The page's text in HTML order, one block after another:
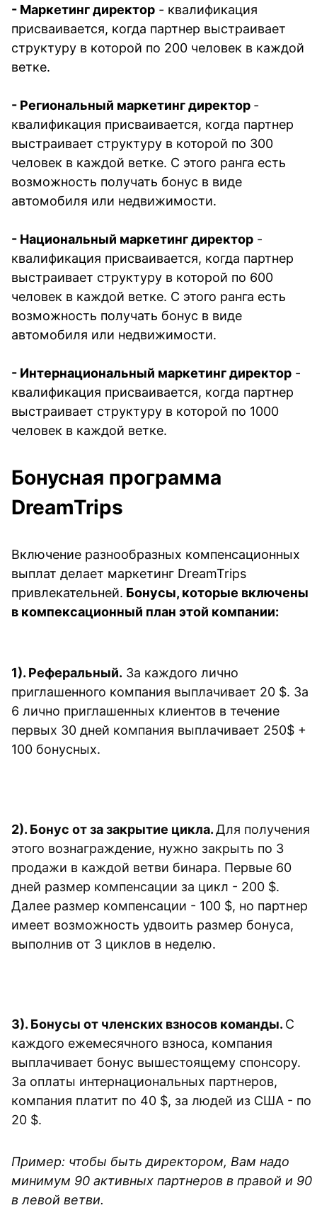
- Маркетинг директор - квалификация
присваивается, когда партнер выстраивает
структуру в которой по 200 человек в каждой
ветке.
- Региональный маркетинг директор
квалификация присваивается, когда партнер
выстраивает структуру в которой по 300
человек в каждой ветке. С этого ранга есть
возможность получать бонус в виде
автомобиля или недвижимости.
- Национальный маркетинг директор -
квалификация присваивается, когда партнер
выстраивает структуру в которой по 600
человек в каждой ветке. С этого ранга есть
возможность получать бонус в виде
автомобиля или недвижимости.
- Интернациональный маркетинг директор -
квалификация присваивается, когда партнер
выстраивает структуру в которой по 1000
человек в каждой ветке.
Бонусная программа
DreamTrips
Включение разнообразных компенсационных
выплат делает маркетинг DreamTrips
привлекательней. Бонусы, которые включены
в компексационный план этой компании:
1). Реферальный. За каждого лично
приглашенного компания выплачивает 20 $. За
6 лично приглашенных клиентов в течение
первых 30 дней компания выплачивает 250$ +
100 бонусных.
2). Бонус от за закрытие цикла. Для получения
этого вознаграждение, нужно закрыть по 3
продажи в каждой ветви бинара. Первые 60
дней размер компенсации за цикл - 200 $.
Далее размер компенсации - 100 $, но партнер
имеет возможность удвоить размер бонуса,
выполнив от 3 циклов в неделю.
3). Бонусы от членских взносов команды. С
каждого ежемесячного взноса, компания
выплачивает бонус вышестоящему спонсору.
За оплаты интернациональных партнеров,
компания платит по 40 $, за людей из США - по
20 $.
Пример: чтобы быть директором, Вам надо
минимум 90 активных партнеров в правой и 90
в левой ветви.